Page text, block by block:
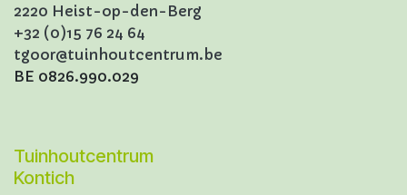
2220 Heist-op-den-Berg
+32 (0)15 76 24 64
tgoor@tuinhoutcentrum.be
BE 0826.990.029
Tuinhoutcentrum
Kontich